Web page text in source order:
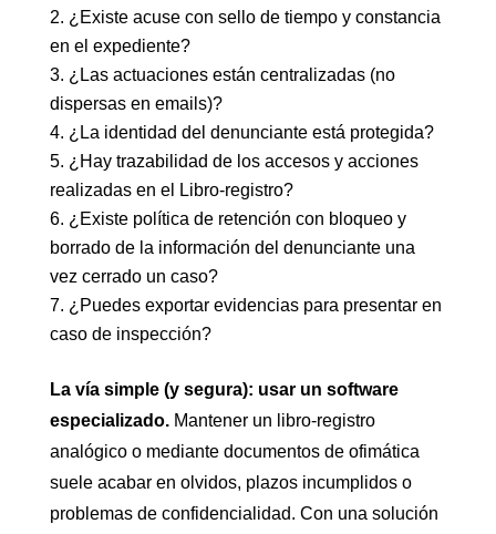
¿Existe acuse con sello de tiempo y constancia
en el expediente?
¿Las actuaciones están centralizadas (no
dispersas en emails)?
¿La identidad del denunciante está protegida?
¿Hay trazabilidad de los accesos y acciones
realizadas en el Libro-registro?
¿Existe política de retención con bloqueo y
borrado de la información del denunciante una
vez cerrado un caso?
¿Puedes exportar evidencias para presentar en
caso de inspección?
La vía simple (y segura): usar un software
especializado.Mantener un libro-registro
analógico o mediante documentos de ofimática
suele acabar en olvidos, plazos incumplidos o
problemas de confidencialidad. Con una solución